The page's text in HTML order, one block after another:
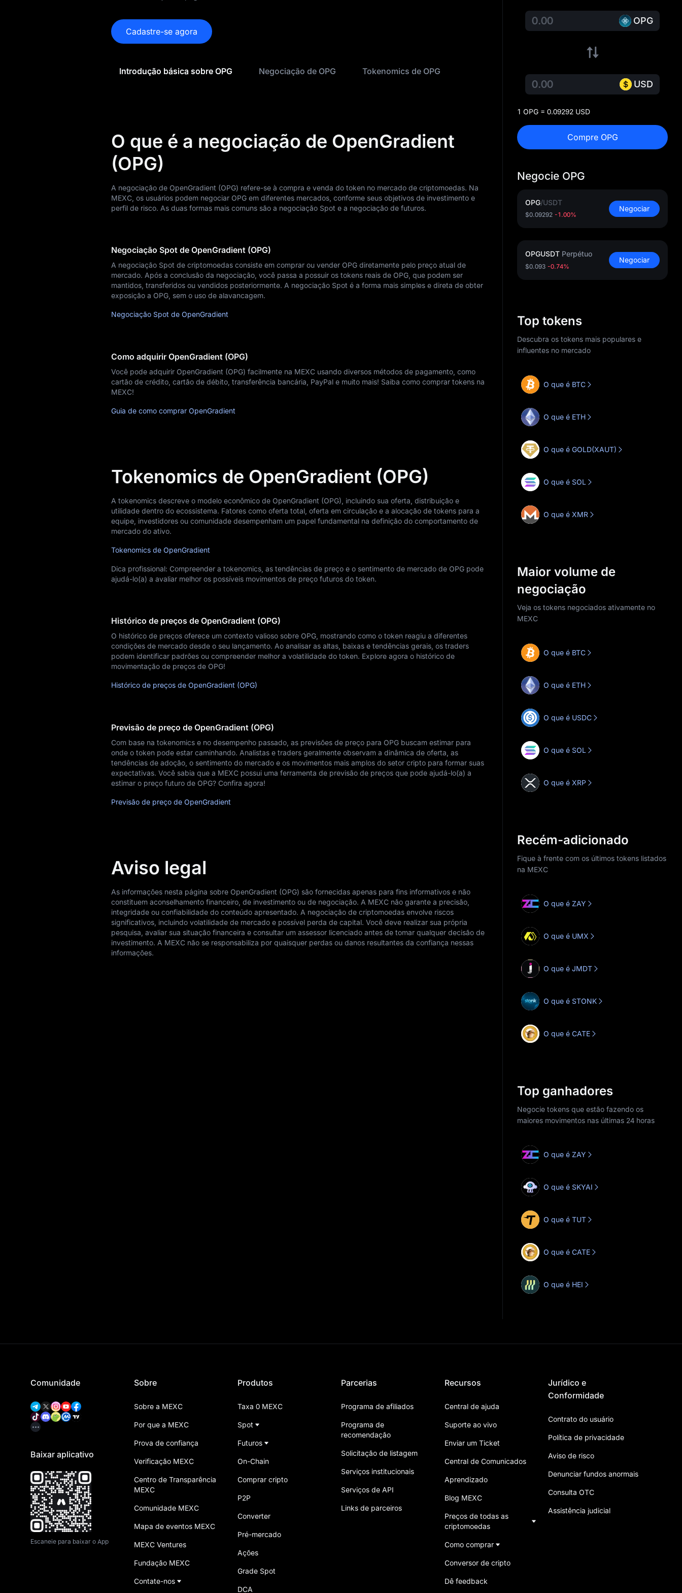
Cadastre-se agora
Introdução básica sobre OPG Negociação de OPG Tokenomics de OPG
O que é a negociação de OpenGradient
(OPG)
A negociação de OpenGradient (OPG) refere-se à compra e venda do token no mercado de criptomoedas. Na
MEXC, os usuários podem negociar OPG em diferentes mercados, conforme seus objetivos de investimento e
perfil de risco. As duas formas mais comuns são a negociação Spot e a negociação de futuros.
Negociação Spot de OpenGradient (OPG)
A negociação Spot de criptomoedas consiste em comprar ou vender OPG diretamente pelo preço atual de
mercado. Após a conclusão da negociação, você passa a possuir os tokens reais de OPG, que podem ser
mantidos, transferidos ou vendidos posteriormente. A negociação Spot é a forma mais simples e direta de obter
exposição a OPG, sem o uso de alavancagem.
Negociação Spot de OpenGradient
Como adquirir OpenGradient (OPG)
Você pode adquirir OpenGradient (OPG) facilmente na MEXC usando diversos métodos de pagamento, como
cartão de crédito, cartão de débito, transferência bancária, PayPal e muito mais! Saiba como comprar tokens na
MEXC!
Guia de como comprar OpenGradient
Tokenomics de OpenGradient (OPG)
A tokenomics descreve o modelo econômico de OpenGradient (OPG), incluindo sua oferta, distribuição e
utilidade dentro do ecossistema. Fatores como oferta total, oferta em circulação e a alocação de tokens para a
equipe, investidores ou comunidade desempenham um papel fundamental na definição do comportamento de
mercado do ativo.
Tokenomics de OpenGradient
Dica profissional: Compreender a tokenomics, as tendências de preço e o sentimento de mercado de OPG pode
ajudá-lo(a) a avaliar melhor os possíveis movimentos de preço futuros do token.
Histórico de preços de OpenGradient (OPG)
O histórico de preços oferece um contexto valioso sobre OPG, mostrando como o token reagiu a diferentes
condições de mercado desde o seu lançamento. Ao analisar as altas, baixas e tendências gerais, os traders
podem identificar padrões ou compreender melhor a volatilidade do token. Explore agora o histórico de
movimentação de preços de OPG!
Histórico de preços de OpenGradient (OPG)
Previsão de preço de OpenGradient (OPG)
Com base na tokenomics e no desempenho passado, as previsões de preço para OPG buscam estimar para
onde o token pode estar caminhando. Analistas e traders geralmente observam a dinâmica de oferta, as
tendências de adoção, o sentimento do mercado e os movimentos mais amplos do setor cripto para formar suas
expectativas. Você sabia que a MEXC possui uma ferramenta de previsão de preços que pode ajudá-lo(a) a
estimar o preço futuro de OPG? Confira agora!
Previsão de preço de OpenGradient
Aviso legal
As informações nesta página sobre OpenGradient (OPG) são fornecidas apenas para fins informativos e não
constituem aconselhamento financeiro, de investimento ou de negociação. A MEXC não garante a precisão,
integridade ou confiabilidade do conteúdo apresentado. A negociação de criptomoedas envolve riscos
significativos, incluindo volatilidade de mercado e possível perda de capital. Você deve realizar sua própria
pesquisa, avaliar sua situação financeira e consultar um assessor licenciado antes de tomar qualquer decisão de
investimento. A MEXC não se responsabiliza por quaisquer perdas ou danos resultantes da confiança nessas
informações.
OPG
USD
1 OPG = 0.09292 USD
Compre OPG
Negocie OPG
OPG/USDT
$0.09292 -1.00%
Negociar
OPGUSDT Perpétuo
$0.093 -0.74%
Negociar
Top tokens
Descubra os tokens mais populares e
influentes no mercado
O que é BTC
O que é ETH
O que é GOLD(XAUT)
O que é SOL
O que é XMR
Maior volume de
negociação
Veja os tokens negociados ativamente no
MEXC
O que é BTC
O que é ETH
O que é USDC
O que é SOL
O que é XRP
Recém-adicionado
Fique à frente com os últimos tokens listados
na MEXC
O que é ZAY
O que é UMX
O que é JMDT
O que é STONK
O que é CATE
Top ganhadores
Negocie tokens que estão fazendo os
maiores movimentos nas últimas 24 horas
O que é ZAY
O que é SKYAI
O que é TUT
O que é CATE
O que é HEI
Comunidade
Baixar aplicativo
Escaneie para baixar o App
Sobre
Sobre a MEXC
Por que a MEXC
Prova de confiança
Verificação MEXC
Centro de Transparência
MEXC
Comunidade MEXC
Mapa de eventos MEXC
MEXC Ventures
Fundação MEXC
Contate-nos
Produtos
Taxa 0 MEXC
Spot
Futuros
On-Chain
Comprar cripto
P2P
Converter
Pré-mercado
Ações
Grade Spot
DCA
Parcerias
Programa de afiliados
Programa de
recomendação
Solicitação de listagem
Serviços institucionais
Serviços de API
Links de parceiros
Recursos
Central de ajuda
Suporte ao vivo
Enviar um Ticket
Central de Comunicados
Aprendizado
Blog MEXC
Preços de todas as
criptomoedas
Como comprar
Conversor de cripto
Dê feedback
Jurídico e
Conformidade
Contrato do usuário
Política de privacidade
Aviso de risco
Denunciar fundos anormais
Consulta OTC
Assistência judicial